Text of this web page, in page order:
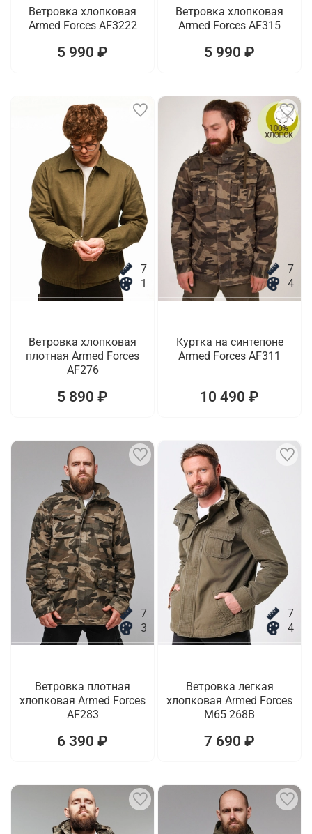
Ветровка хлопковая
Armed Forces AF3222
5 990 ₽
Ветровка хлопковая
Armed Forces AF315
5 990 ₽
7
1
Ветровка хлопковая
плотная Armed Forces
AF276
5 890 ₽
7
4
Куртка на синтепоне
Armed Forces AF311
10 490 ₽
7
3
Ветровка плотная
хлопковая Armed Forces
AF283
6 390 ₽
7
4
Ветровка легкая
хлопковая Armed Forces
M65 268B
7 690 ₽